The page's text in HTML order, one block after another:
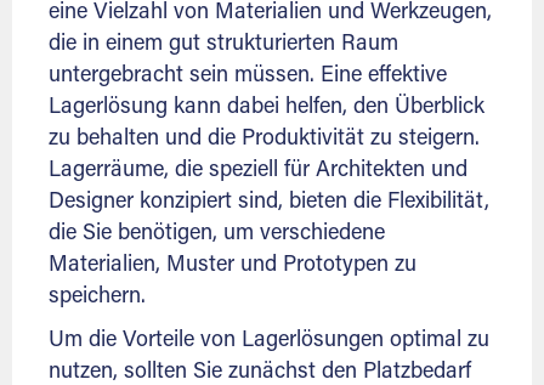
eine Vielzahl von Materialien und Werkzeugen,
die in einem gut strukturierten Raum
untergebracht sein müssen. Eine effektive
Lagerlösung kann dabei helfen, den Überblick
zu behalten und die Produktivität zu steigern.
Lagerräume, die speziell für Architekten und
Designer konzipiert sind, bieten die Flexibilität,
die Sie benötigen, um verschiedene
Materialien, Muster und Prototypen zu
speichern.
Um die Vorteile von Lagerlösungen optimal zu
nutzen, sollten Sie zunächst den Platzbedarf